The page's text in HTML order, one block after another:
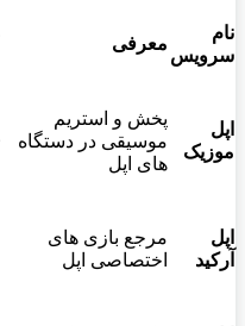
نام
سرویس
معرفی
اپل
موزیک
پخش و استریم
موسیقی در دستگاه
های اپل
اپل
آرکید
مرجع بازی های
اختصاصی اپل